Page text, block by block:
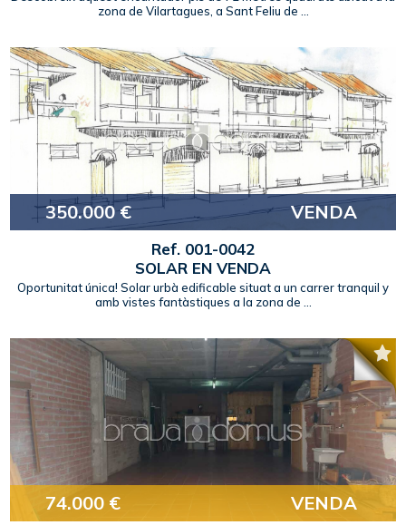
zona de Vilartagues, a Sant Feliu de ...
350.000 € VENDA
Ref. 001-0042
SOLAR EN VENDA
Oportunitat única! Solar urbà edificable situat a un carrer tranquil y
amb vistes fantàstiques a la zona de ...
74.000 € VENDA